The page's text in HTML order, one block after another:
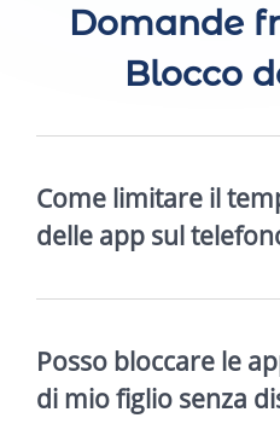
Domande
Blocco
Come limitare il
delle app sul
Posso bloccare le
di mio figlio senza